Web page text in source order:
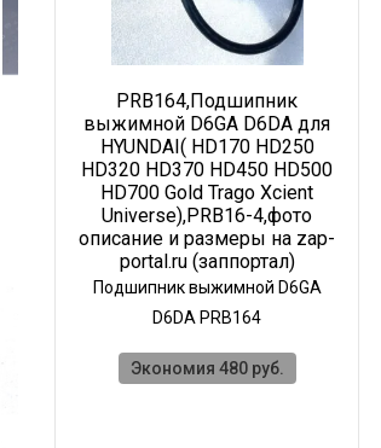
PRB164,Подшипник
выжимной D6GA D6DA для
HYUNDAI( HD170 HD250
HD320 HD370 HD450 HD500
HD700 Gold Trago Xcient
Universe),PRB16-4,фото
описание и размеры на zap-
portal.ru (заппортал)
Подшипник выжимной D6GA
D6DA PRB164
Экономия 480 руб.